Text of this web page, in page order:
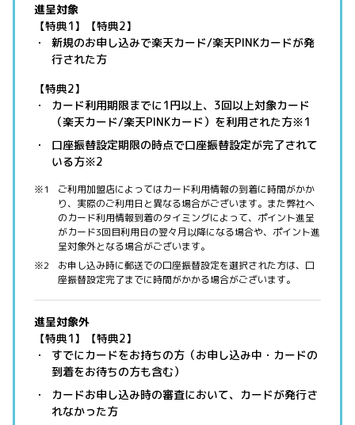
進呈対象
【特典1】【特典2】
新規のお申し込みで楽天カード/楽天PINKカードが発
行された方
【特典2】
カード利用期限までに1円以上、3回以上対象カード
（楽天カード/楽天PINKカード）を利用された方※1
口座振替設定期限の時点で口座振替設定が完了されて
いる方※2
ご利用加盟店によってはカード利用情報の到着に時間がかか
り、実際のご利用日と異なる場合がございます。また弊社へ
のカード利用情報到着のタイミングによって、ポイント進呈
がカード3回目利用日の翌々月以降になる場合や、ポイント進
呈対象外となる場合がございます。
お申し込み時に郵送での口座振替設定を選択された方は、口
座振替設定完了までに時間がかかる場合がございます。
進呈対象外
【特典1】【特典2】
すでにカードをお持ちの方（お申し込み中・カードの
到着をお待ちの方も含む）
カードお申し込み時の審査において、カードが発行さ
れなかった方